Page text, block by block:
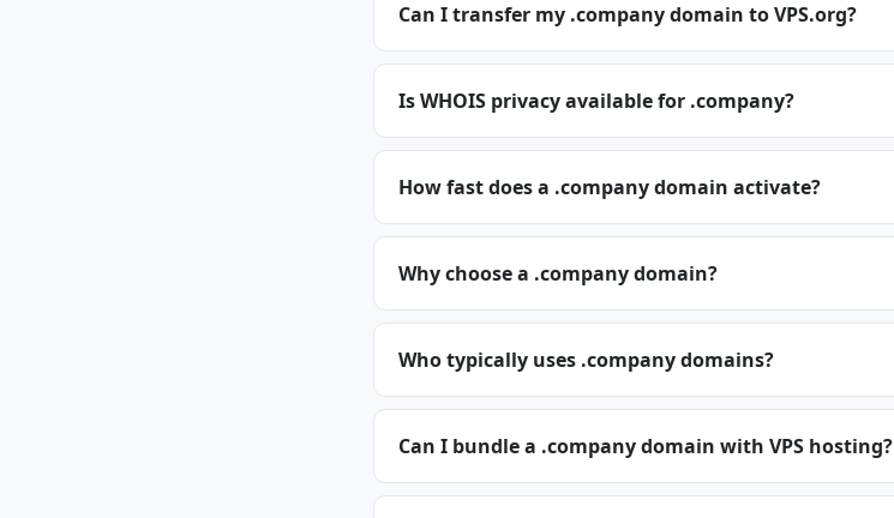
Can I transfer my .company domain to VPS.org?
Is WHOIS privacy available for .company?
How fast does a .company domain activate?
Why choose a .company domain?
Who typically uses .company domains?
Can I bundle a .company domain with VPS hosting?